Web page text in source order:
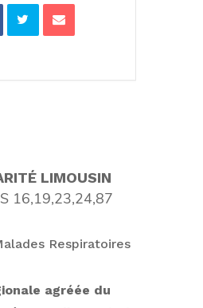
LIMOUSIN
16,19,23,24,87
Respiratoires
agréée du